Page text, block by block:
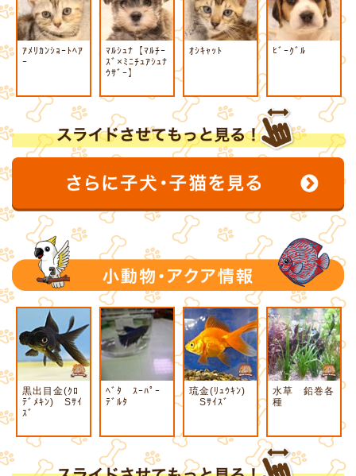
ｱﾒﾘｶﾝｼｮｰﾄﾍｱ
ｰ
ﾏﾙｼｭﾅ【ﾏﾙﾁｰ
ｽﾞ×ﾐﾆﾁｭｱｼｭﾅ
ｳｻﾞｰ】
ｵｼｷｬｯﾄ ﾋﾞｰｸﾞﾙ
黒出目金(ｸﾛ
ﾃﾞﾒｷﾝ) Sｻｲ
ｽﾞ
ﾍﾞﾀ ｽｰﾊﾟｰ
ﾃﾞﾙﾀ
琉金(ﾘｭｳｷﾝ)
Sｻｲｽﾞ
水草 鉛巻各
種